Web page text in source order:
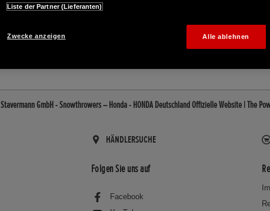
05203/702180
Stavermann GmbH - Snowthrowers – Honda - HONDA Deutschland Offizielle Website | The
HÄNDLERSUCHE
Folgen Sie uns auf
Facebook
Liste der Partner (Lieferanten)
Zwecke anzeigen Alle ablehnen